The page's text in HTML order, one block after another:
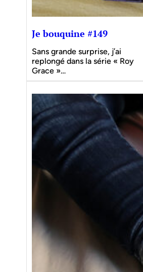
Je bouquine #149
Sans grande surprise, j’ai
replongé dans la série « Roy
Grace »…